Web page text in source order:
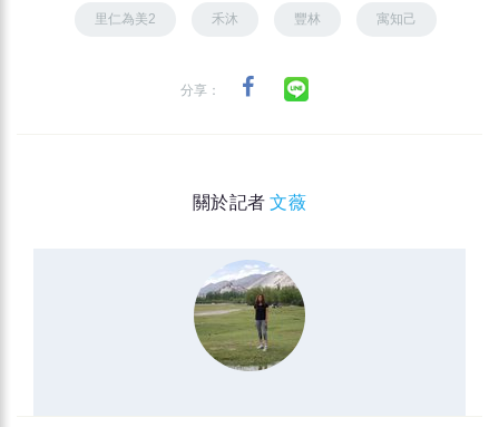
里仁為美2 禾沐 豐林 寓知己
分享：
關於記者文薇